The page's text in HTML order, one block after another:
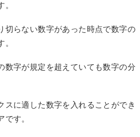
。
切らない数字があった時点で数字の
。
数字が規定を超えていても数字の分
スに適した数字を入れることができ
です。